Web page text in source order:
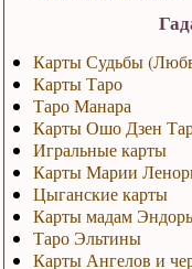
Карты Судьбы
Карты Таро
Таро Манара
Карты Ошо Дзен
Игральные карты
Карты Марии
Цыганские карты
Карты мадам
Таро Эльтины
Карты Ангелов и